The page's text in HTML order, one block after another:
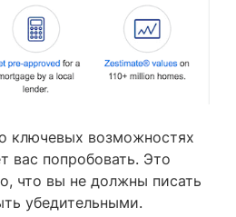
ключевых возможностях
вас попробовать. Это
что вы не должны писать
убедительными.